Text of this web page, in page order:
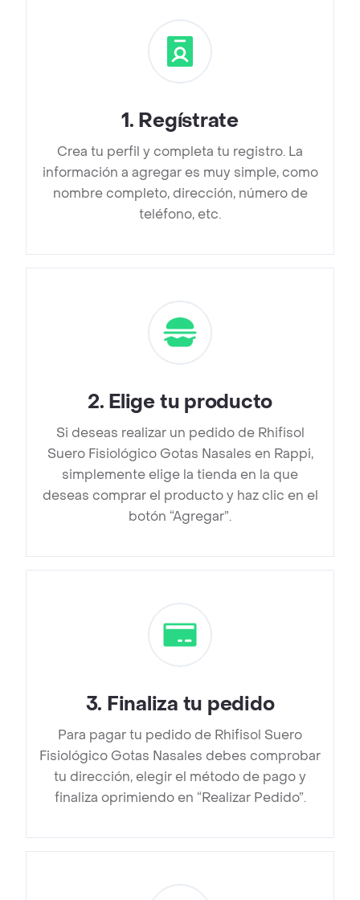
1. Regístrate
Crea tu perfil y completa tu registro. La
información a agregar es muy simple, como
nombre completo, dirección, número de
teléfono, etc.
2. Elige tu producto
Si deseas realizar un pedido de Rhifisol
Suero Fisiológico Gotas Nasales en Rappi,
simplemente elige la tienda en la que
deseas comprar el producto y haz clic en el
botón “Agregar”.
3. Finaliza tu pedido
Para pagar tu pedido de Rhifisol Suero
Fisiológico Gotas Nasales debes comprobar
tu dirección, elegir el método de pago y
finaliza oprimiendo en “Realizar Pedido”.